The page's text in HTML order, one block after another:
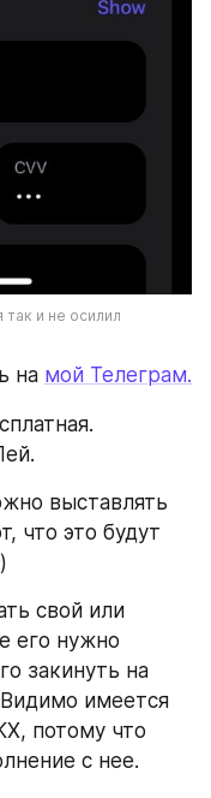
и не осилил
на мой Телеграм.
выставлять
что это будут
свой или
его нужно
закинуть на
имеется
потому что
с нее.